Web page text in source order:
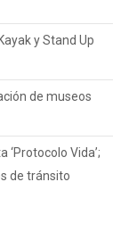
y Stand Up
de museos
Vida’;
de tránsito